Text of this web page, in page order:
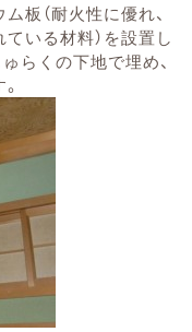
板（耐火性に優れ、
いる材料）を設置し
らくの下地で埋め、